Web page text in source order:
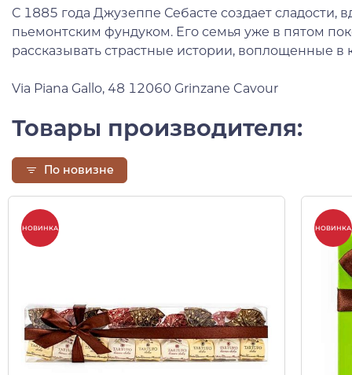
С 1885 года Джузеппе Себасте создает сладости,
пьемонтским фундуком. Его семья уже в пятом
рассказывать страстные истории, воплощенные в
Via Piana Gallo, 48 12060 Grinzane Cavour
Товары производителя:
По новизне
НОВИНКА НОВИНКА